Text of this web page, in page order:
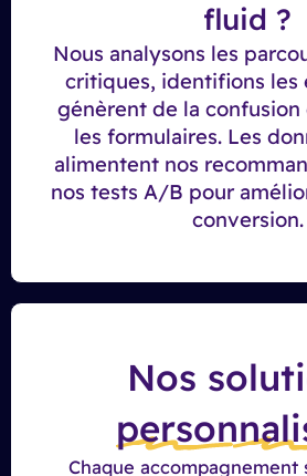
fluid ?
Nous analysons les
critiques, identifions les
génèrent de la
les formulaires. Les
alimentent nos
nos tests A/B pour
conversion.
Nos
Chaque accompagnement